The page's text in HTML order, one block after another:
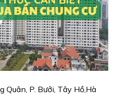
P. Bưởi, Tây Hồ,Hà